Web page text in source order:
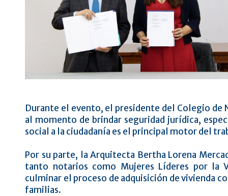
Durante el evento, el presidente del Colegio
al momento de brindar seguridad jurídica,
social a la ciudadanía es el principal motor del
Por su parte, la Arquitecta Bertha Lorena
tanto notarios como Mujeres Líderes por la
culminar el proceso de adquisición de vivienda
familias.